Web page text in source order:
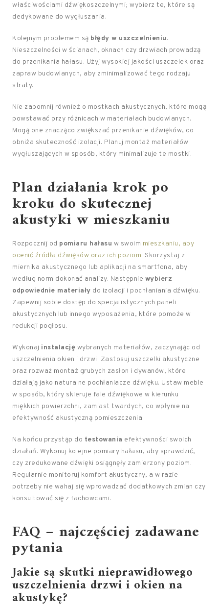
właściwościami dźwiękoszczelnymi; wybierz te, które są
dedykowane do wygłuszania.
Kolejnym problemem są błędy w uszczelnieniu.
Nieszczelności w ścianach, oknach czy drzwiach prowadzą
do przenikania hałasu. Użyj wysokiej jakości uszczelek oraz
zapraw budowlanych, aby zminimalizować tego rodzaju
straty.
Nie zapomnij również o mostkach akustycznych, które mogą
powstawać przy różnicach w materiałach budowlanych.
Mogą one znacząco zwiększać przenikanie dźwięków, co
obniża skuteczność izolacji. Planuj montaż materiałów
wygłuszających w sposób, który minimalizuje te mostki.
Plan działania krok po
kroku do skutecznej
akustyki w mieszkaniu
Rozpocznij od pomiaru hałasu w swoim mieszkaniu, aby
ocenić źródła dźwięków oraz ich poziom. Skorzystaj z
miernika akustycznego lub aplikacji na smartfona, aby
według norm dokonać analizy. Następnie wybierz
odpowiednie materiały do izolacji i pochłaniania dźwięku.
Zapewnij sobie dostęp do specjalistycznych paneli
akustycznych lub innego wyposażenia, które pomoże w
redukcji pogłosu.
Wykonaj instalację wybranych materiałów, zaczynając od
uszczelnienia okien i drzwi. Zastosuj uszczelki akustyczne
oraz rozważ montaż grubych zasłon i dywanów, które
działają jako naturalne pochłaniacze dźwięku. Ustaw meble
w sposób, który skieruje fale dźwiękowe w kierunku
miękkich powierzchni, zamiast twardych, co wpłynie na
efektywność akustyczną pomieszczenia.
Na końcu przystąp do testowania efektywności swoich
działań. Wykonuj kolejne pomiary hałasu, aby sprawdzić,
czy zredukowane dźwięki osiągnęły zamierzony poziom.
Regularnie monitoruj komfort akustyczny, a w razie
potrzeby nie wahaj się wprowadzać dodatkowych zmian czy
konsultować się z fachowcami.
FAQ – najczęściej zadawane
pytania
Jakie są skutki nieprawidłowego
uszczelnienia drzwi i okien na
akustykę?